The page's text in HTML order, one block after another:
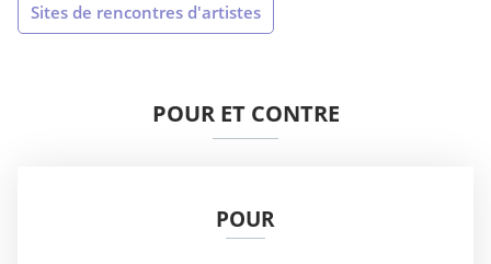
Sites de rencontres d'artistes
POUR ET CONTRE
POUR